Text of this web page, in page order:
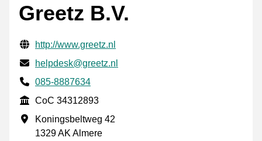
Greetz B.V.
Geprüfte Kontaktinformationen
Website URL
http://www.greetz.nl
E-mail
helpdesk@greetz.nl
Phone number
085-8887634
CoC
CoC 34312893
Geschäftsadresse
Koningsbeltweg 42
1329 AK Almere